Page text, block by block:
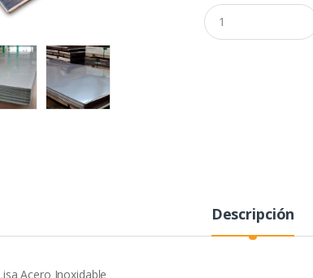
Q
u
a
Descripción
Acero Inoxidable